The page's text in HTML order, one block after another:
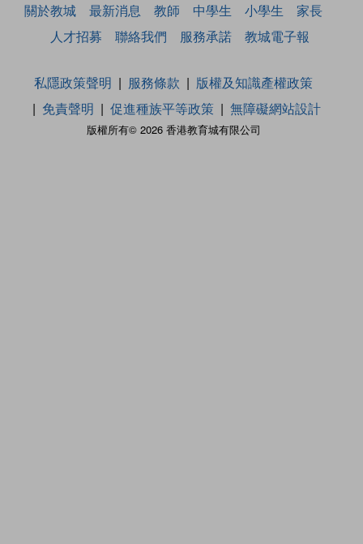
關於教城 最新消息 教師 中學生 小學生
家長
人才招募
聯絡我們 服務承諾 教城電子報
版權所有© 2026 香港教育城有限公司
私隱政策聲明 服務條款
版權及知識產權政策
免責聲明
促進種族平等政策 無障礙網站設計